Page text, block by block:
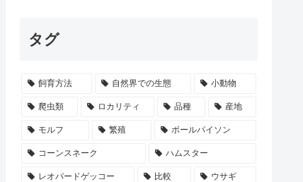
タグ
飼育方法 自然界での生態 小動物
爬虫類 ロカリティ 品種 産地
モルフ 繁殖 ボールパイソン
コーンスネーク ハムスター
レオパードゲッコー 比較 ウサギ